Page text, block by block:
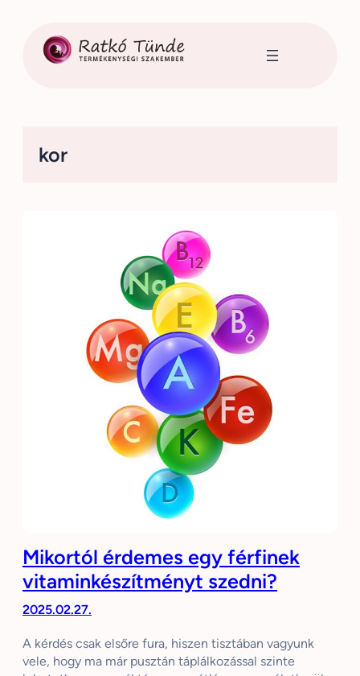
tartalomhoz
kor
Mikortól érdemes egy férfinek
vitaminkészítményt szedni?
2025.02.27.
A kérdés csak elsőre fura, hiszen tisztában vagyunk
vele, hogy ma már pusztán táplálkozással szinte